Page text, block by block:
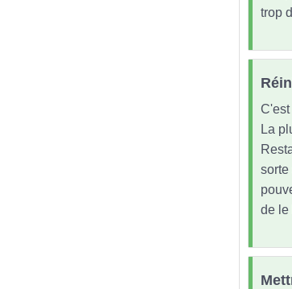
trop
La
sorte
de le